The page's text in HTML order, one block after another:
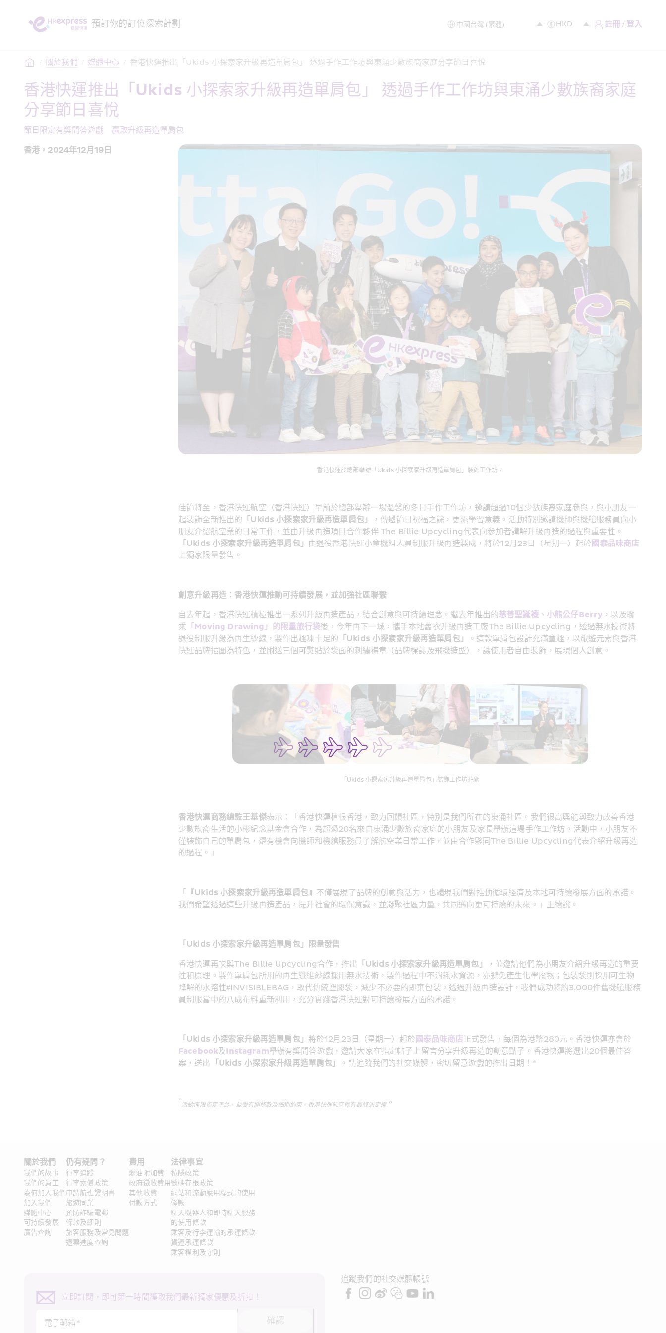
預訂你的訂位探索計劃 註冊 / 登入
/ 關於我們 / 媒體中心 / 香港快運推出「Ukids 小探索家升級再造單肩包」 透過手作工作坊與東涌少數族裔家庭分享節日喜悅
香港快運推出「Ukids 小探索家升級再造單肩包」 透過手作工作坊與東涌少數族裔家庭
分享節日喜悅
節日限定有獎問答遊戲　贏取升級再造單肩包
香港，2024年12月19日
香港快運於總部舉辦「Ukids 小探索家升級再造單肩包」裝飾工作坊。
佳節將至，香港快運航空（香港快運）早前於總部舉辦一場溫馨的冬日手作工作坊，邀請超過10個少數族裔家庭參與，與小朋友一
起裝飾全新推出的 「Ukids 小探索家升級再造單肩包」
，傳遞節日祝福之餘，更添學習意義。活動特別邀請機師與機艙服務員向小
朋友介紹航空業的日常工作，並由升級再造項目合作夥伴 The Billie Upcycling代表向参加者講解升級再造的過程與重要性。
「Ukids 小探索家升級再造單肩包」 由退役香港快運小童機組人員制服升級再造製成，將於12月23日（星期一）起於 國泰品味商店
上獨家限量發售。
創意升級再造：香港快運推動可持續發展，並加強社區聯繫
自去年起，香港快運積極推出一系列升級再造產品，結合創意與可持續理念。繼去年推出的慈善聖誕襪、小熊公仔Berry ，以及聯
乘 「Moving Drawing」的限量旅行袋後，今年再下一城，攜手本地舊衣升級再造工廠The Billie Upcycling，透過無水技術將
退役制服升級為再生紗線，製作出趣味十足的 「Ukids 小探索家升級再造單肩包」
。這款單肩包設計充滿童趣，以旅遊元素與香港
快運品牌插圖為特色，並附送三個可熨貼於袋面的刺繡襟章（品牌標誌及飛機造型），讓使用者自由裝飾，展現個人創意。
「Ukids 小探索家升級再造單肩包」裝飾工作坊花絮
香港快運商務總監王基傑表示：「香港快運植根香港，致力回饋社區，特別是我們所在的東涌社區。我們很高興能與致力改善香港
少數族裔生活的小彬紀念基金會合作，為超過20名來自東涌少數族裔家庭的小朋友及家長舉辦這場手作工作坊。活動中，小朋友不
僅裝飾自己的單肩包，還有機會向機師和機艙服務員了解航空業日常工作，並由合作夥同The Billie Upcycling代表介紹升級再造
的過程。」
「 『Ukids 小探索家升級再造單肩包』 不僅展現了品牌的創意與活力，也體現我們對推動循環經濟及本地可持續發展方面的承諾。
我們希望透過這些升級再造產品，提升社會的環保意識，並凝聚社區力量，共同邁向更可持續的未來。」王續說。
「Ukids 小探索家升級再造單肩包」限量發售
香港快運再次與The Billie Upcycling合作，推出 「Ukids 小探索家升級再造單肩包」
，並邀請他們為小朋友介紹升級再造的重要
性和原理。製作單肩包所用的再生纖維紗線採用無水技術，製作過程中不消耗水資源，亦避免產生化學廢物；包裝袋則採用可生物
降解的水溶性#INVISIBLEBAG，取代傳統塑膠袋，減少不必要的即棄包裝。透過升級再造設計，我們成功將約3,000件舊機艙服務
員制服當中的八成布料重新利用，充分實踐香港快運對可持續發展方面的承諾。
「Ukids 小探索家升級再造單肩包」 將於12月23日（星期一）起於 國泰品味商店正式發售，每個為港幣280元。香港快運亦會於
Facebook及Instagram舉辦有獎問答遊戲，邀請大家在指定帖子上留言分享升級再造的創意點子。香港快運將選出20個最佳答
案，送出
「Ukids 小探索家升級再造單肩包」 。請追蹤我們的社交媒體，密切留意遊戲的推出日期！*
*
活動僅限指定平台，並受有關條款及細則約束。香港快運航空保有最終決定權。
關於我們
我們的故事
我們的員工
為何加入我們
加入我們
媒體中心
可持續發展
廣告查詢
仍有疑問？
行李追蹤
行李索償政策
申請航班證明書
旅遊同業
預防詐騙電郵
條款及細則
旅客服務及常見問題
退票進度查詢
費用
燃油附加費
政府徵收費用
其他收費
付款方式
法律事宜
私隱政策
數碼存根政策
網站和流動應用程式的使用
條款
聊天機器人和即時聊天服務
的使用條款
乘客及行李運輸的承運條款
貨運承運條款
乘客權利及守則
立即訂閱，即可第一時間獲取我們最新獨家優惠及折扣！
電子郵箱* 確認
追蹤我們的社交媒體帳號